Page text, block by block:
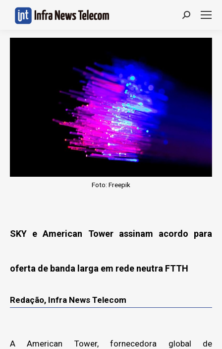
Search:
Foto: Freepik
SKY e American Tower assinam acordo para
oferta de banda larga em rede neutra FTTH
Redação, Infra News Telecom
A American Tower, fornecedora global de